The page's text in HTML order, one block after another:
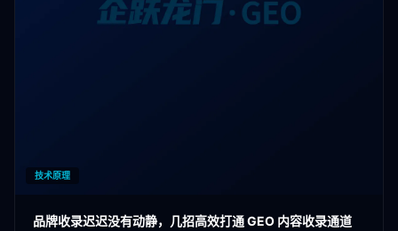
技术原理
品牌收录迟迟没有动静，几招高效打通 GEO 内容收录通道